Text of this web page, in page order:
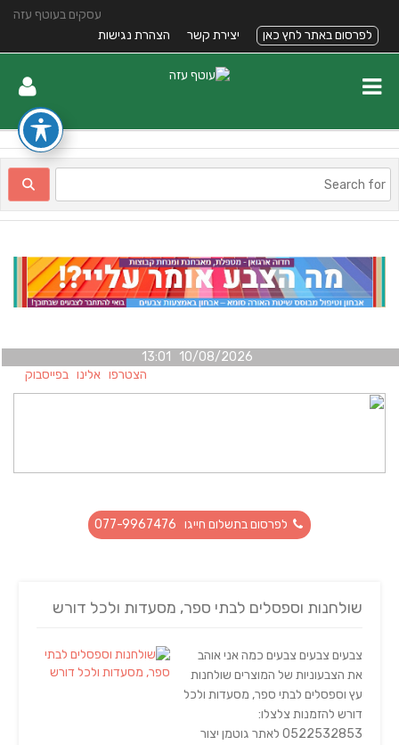
עסקים בעוטף עזה
לפרסום באתר לחץ כאן
יצירת קשר הצהרת נגישות
10/08/2026 13:01
הצטרפו אלינו בפייסבוק
לפרסום בתשלום חייגו 077-9967476
שולחנות וספסלים לבתי ספר, מסעדות ולכל דורש
צבעים צבעים צבעים כמה אני אוהב
את הצבעוניות של המוצרים שולחנות
עץ וספסלים לבתי ספר, מסעדות ולכל
דורש להזמנות צלצלו:
0522532853​ לאתר גוטמן יצור